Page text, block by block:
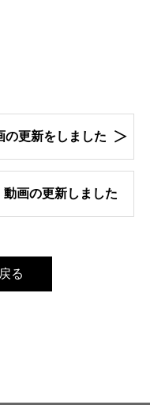
の更新をしました
画の更新しました
る